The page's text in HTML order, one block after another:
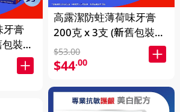
牙膏
裝隨
高露潔防蛀薄荷味牙膏
200克 x 3支 (新舊包裝隨
機發送)
$53.00
$44.00